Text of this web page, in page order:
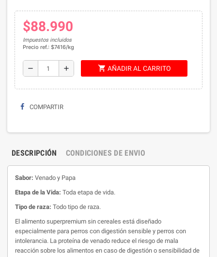
$88.990
Impuestos incluidos
Precio ref.: $7416/kg
remove add shopping_cart AÑADIR AL CARRITO
COMPARTIR
DESCRIPCIÓN CONDICIONES DE ENVIO
Sabor: Venado y Papa
Etapa de la Vida: Toda etapa de vida.
Tipo de raza: Todo tipo de raza.
El alimento superpremium sin cereales está diseñado
especialmente para perros con digestión sensible y perros con
intolerancia. La proteína de venado reduce el riesgo de mala
reacción sobre los alimentos en caso de digestión o sensibilidad de